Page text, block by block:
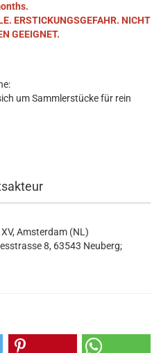
ERSTICKUNGSGEFAHR. NICHT
GEEIGNET.
um Sammlerstücke für rein
Amsterdam (NL)
8, 63543 Neuberg;